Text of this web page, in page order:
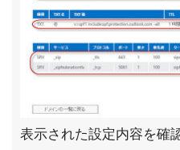
表示された設定内容を確